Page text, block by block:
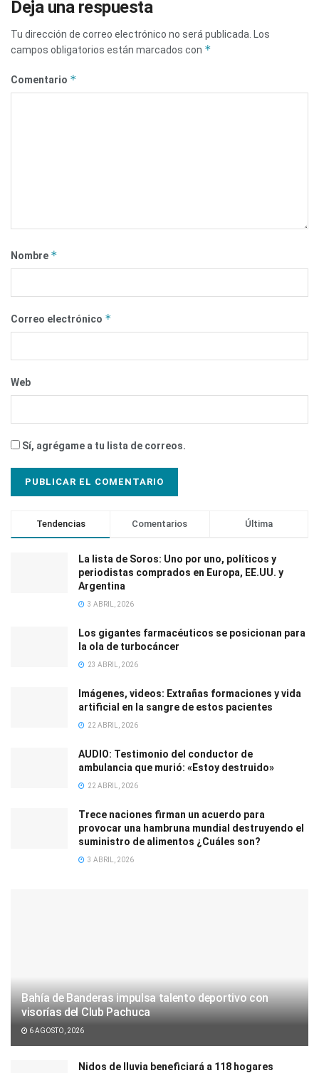
Deja una respuesta
Tu dirección de correo electrónico no será publicada. Los
campos obligatorios están marcados con *
Comentario *
Nombre *
Correo electrónico *
Web
Sí, agrégame a tu lista de correos.
Tendencias Comentarios Última
La lista de Soros: Uno por uno, políticos y
periodistas comprados en Europa, EE.UU. y
Argentina
3 ABRIL, 2026
Los gigantes farmacéuticos se posicionan para
la ola de turbocáncer
23 ABRIL, 2026
Imágenes, videos: Extrañas formaciones y vida
artificial en la sangre de estos pacientes
22 ABRIL, 2026
AUDIO: Testimonio del conductor de
ambulancia que murió: «Estoy destruido»
22 ABRIL, 2026
Trece naciones firman un acuerdo para
provocar una hambruna mundial destruyendo el
suministro de alimentos ¿Cuáles son?
3 ABRIL, 2026
Bahía de Banderas impulsa talento deportivo con
visorías del Club Pachuca
6 AGOSTO, 2026
Nidos de lluvia beneficiará a 118 hogares